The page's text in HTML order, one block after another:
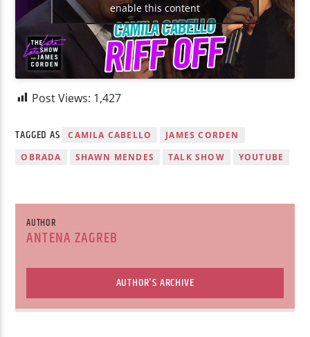
enable this content
Post Views: 1,427
TAGGED AS CAMILA CABELLO
JAMES CORDEN
OBRADA
SHAWN MENDES TALK SHOW YOUTUBE
AUTHOR
ANTENA ZAGREB
AUTHOR'S ARCHIVE